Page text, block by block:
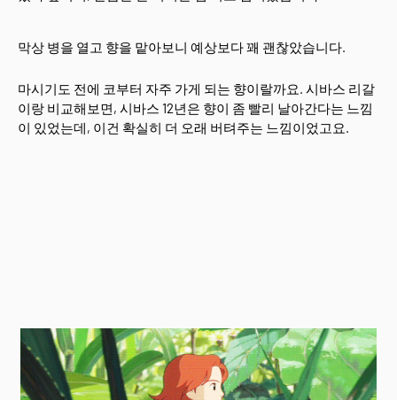
막상 병을 열고 향을 맡아보니 예상보다 꽤 괜찮았습니다.
마시기도 전에 코부터 자주 가게 되는 향이랄까요. 시바스 리갈
이랑 비교해보면, 시바스 12년은 향이 좀 빨리 날아간다는 느낌
이 있었는데, 이건 확실히 더 오래 버텨주는 느낌이었고요.